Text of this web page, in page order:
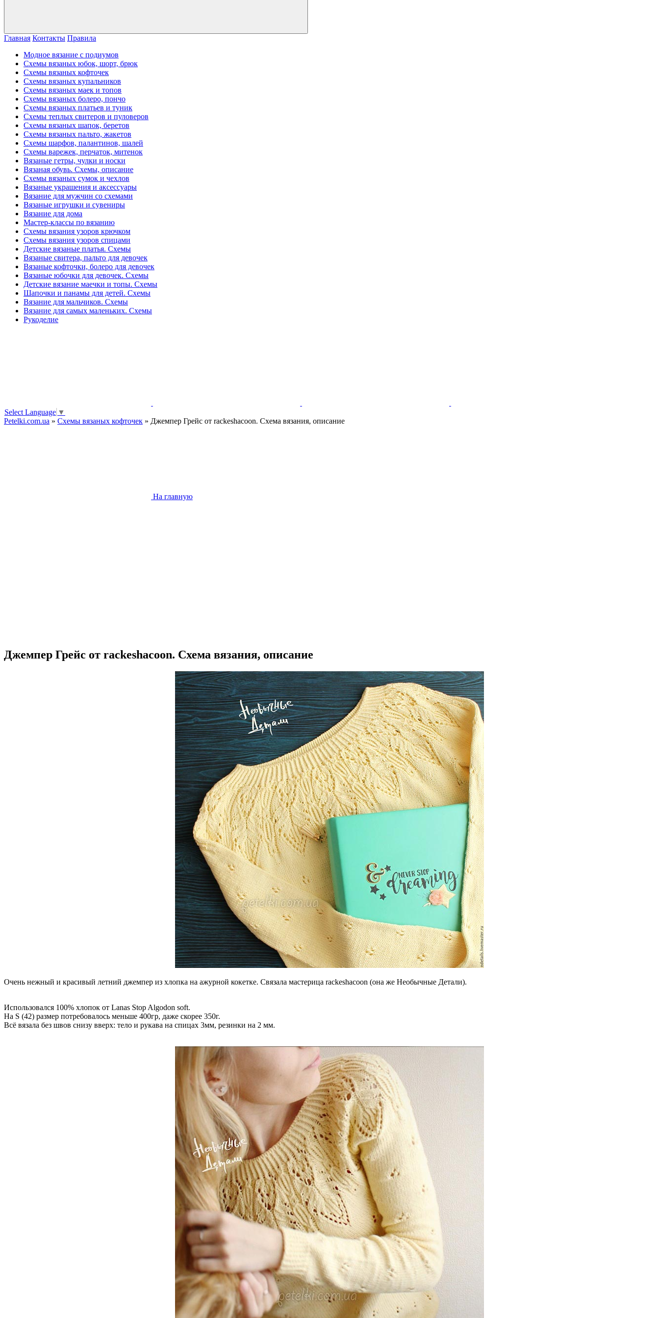
Главная Контакты Правила
Модное вязание с подиумов
Схемы вязаных юбок, шорт, брюк
Схемы вязаных кофточек
Схемы вязаных купальников
Схемы вязаных маек и топов
Схемы вязаных болеро, пончо
Схемы вязаных платьев и туник
Схемы теплых свитеров и пуловеров
Схемы вязаных шапок, беретов
Схемы вязаных пальто, жакетов
Схемы шарфов, палантинов, шалей
Схемы варежек, перчаток, митенок
Вязаные гетры, чулки и носки
Вязаная обувь. Схемы, описание
Схемы вязаных сумок и чехлов
Вязаные украшения и аксессуары
Вязание для мужчин со схемами
Вязаные игрушки и сувениры
Вязание для дома
Мастер-классы по вязанию
Схемы вязания узоров крючком
Схемы вязания узоров спицами
Детские вязаные платья. Схемы
Вязаные свитера, пальто для девочек
Вязаные кофточки, болеро для девочек
Вязаные юбочки для девочек. Схемы
Детские вязание маечки и топы. Схемы
Шапочки и панамы для детей. Схемы
Вязание для мальчиков. Схемы
Вязание для самых маленьких. Схемы
Рукоделие
Select Language ▼
Petelki.com.ua » Схемы вязаных кофточек » Джемпер Грейс от rackeshacoon. Схема вязания, описание
На главную
Джемпер Грейс от rackeshacoon. Схема вязания, описание
Очень нежный и красивый летний джемпер из хлопка на ажурной кокетке. Связала мастерица rackeshacoon (она же Необычные Детали).
Использовался 100% хлопок от Lanas Stop Algodon soft.
На S (42) размер потребовалось меньше 400гр, даже скорее 350г.
Всё вязала без швов снизу вверх: тело и рукава на спицах 3мм, резинки на 2 мм.